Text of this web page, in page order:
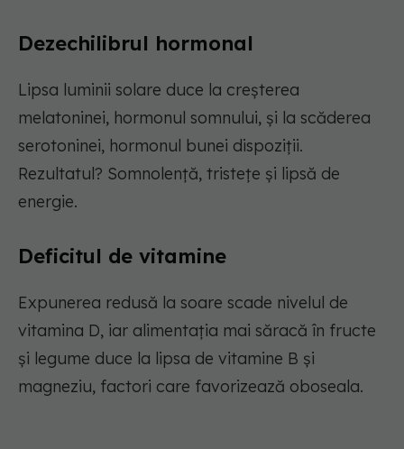
Dezechilibrul hormonal
Lipsa luminii solare duce la creșterea
melatoninei, hormonul somnului, și la scăderea
serotoninei, hormonul bunei dispoziții.
Rezultatul? Somnolență, tristețe și lipsă de
energie.
Deficitul de vitamine
Expunerea redusă la soare scade nivelul de
vitamina D, iar alimentația mai săracă în fructe
și legume duce la lipsa de vitamine B și
magneziu, factori care favorizează oboseala.